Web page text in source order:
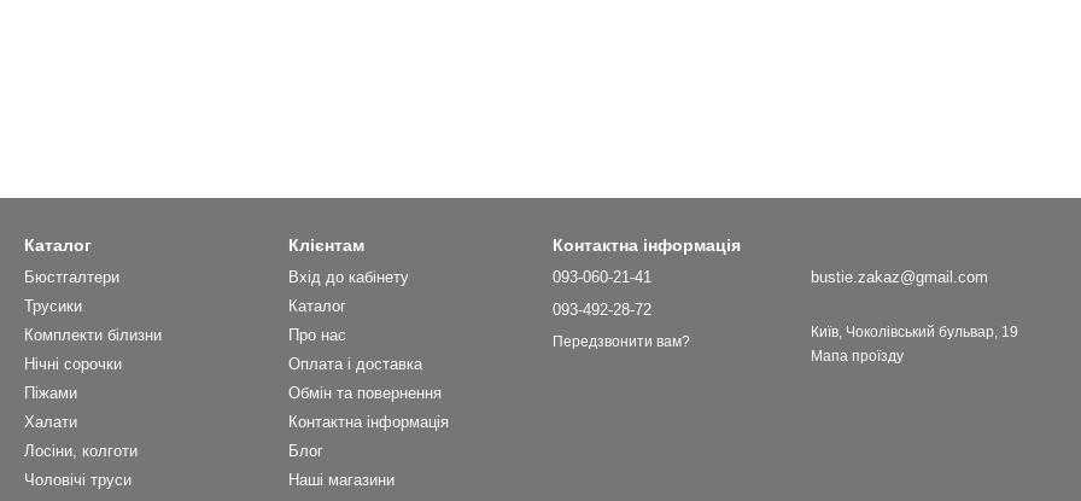
Каталог
Бюстгалтери
Трусики
Комплекти білизни
Нічні сорочки
Піжами
Халати
Лосіни, колготи
Чоловічі труси
Клієнтам
Вхід до кабінету
Каталог
Про нас
Оплата і доставка
Обмін та повернення
Контактна інформація
Блог
Наші магазини
Контактна інформація
093-060-21-41
093-492-28-72
Передзвонити вам?
bustie.zakaz@gmail.com
Київ, Чоколівський бульвар, 19
Мапа проїзду